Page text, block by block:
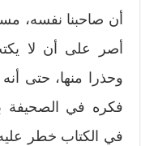
أن صاحبنا نفسه،
أصر على أن لا
وحذرا منها، حتى
فكره في الصحيفة
في الكتاب خطر